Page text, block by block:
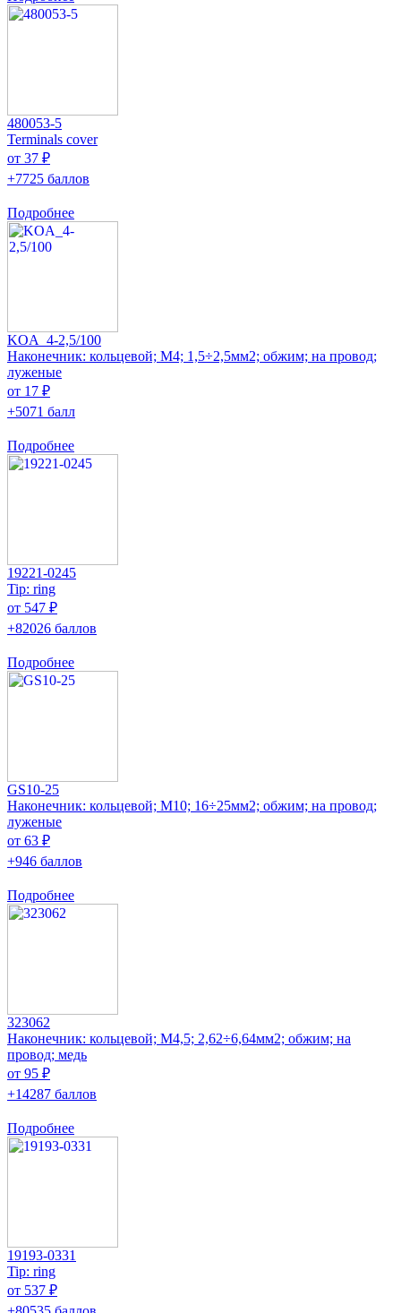
480053-5
Terminals cover
от 37 ₽
+7725 баллов
Подробнее
KOA_4-2,5/100
Наконечник: кольцевой; M4; 1,5÷2,5мм2; обжим; на провод;
луженые
от 17 ₽
+5071 балл
Подробнее
19221-0245
Tip: ring
от 547 ₽
+82026 баллов
Подробнее
GS10-25
Наконечник: кольцевой; M10; 16÷25мм2; обжим; на провод;
луженые
от 63 ₽
+946 баллов
Подробнее
323062
Наконечник: кольцевой; M4,5; 2,62÷6,64мм2; обжим; на
провод; медь
от 95 ₽
+14287 баллов
Подробнее
19193-0331
Tip: ring
от 537 ₽